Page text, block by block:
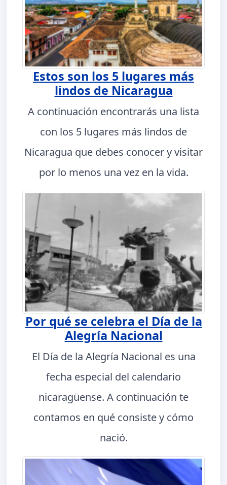
Estos son los 5 lugares más
lindos de Nicaragua
A continuación encontrarás una lista
con los 5 lugares más lindos de
Nicaragua que debes conocer y visitar
por lo menos una vez en la vida.
Por qué se celebra el Día de la
Alegría Nacional
El Día de la Alegría Nacional es una
fecha especial del calendario
nicaragüense. A continuación te
contamos en qué consiste y cómo
nació.